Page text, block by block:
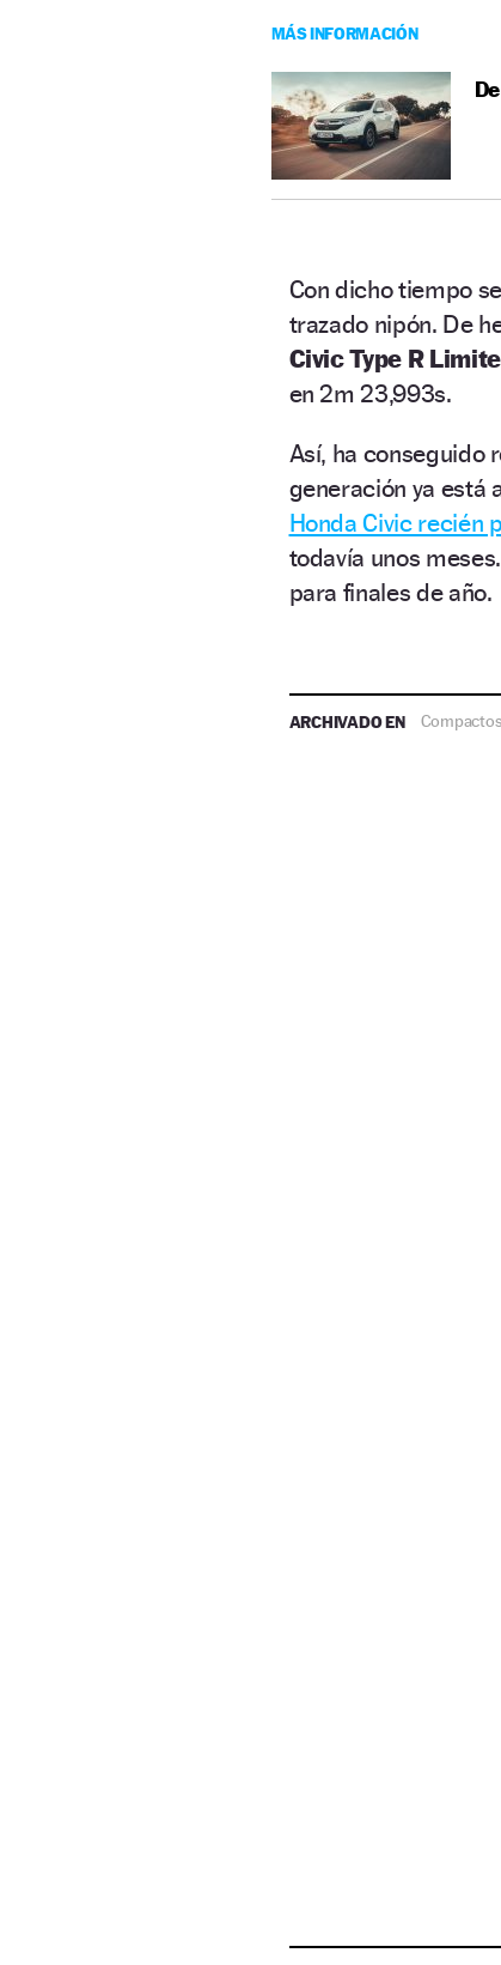
MÁS INFORMACIÓN
Con dicho tiempo
trazado nipón. De
Civic Type R
en 2m 23,993s.
Así, ha conseguido
generación ya está
Honda Civic recién
todavía unos
para finales de año.
ARCHIVADO EN